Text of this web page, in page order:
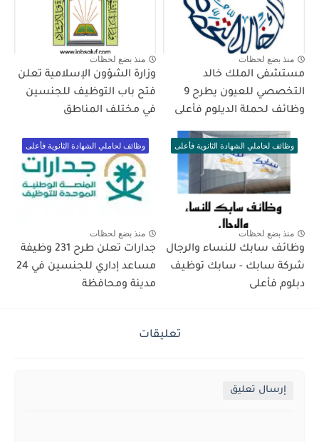
منذ بضع لحظات
مستشفى الملك خالد
التخصصي للعيون يطرح 9
وظائف لحملة الديلوم فأعلى
منذ بضع لحظات
وزارة الشؤون الإسلامية تعلن
فتح باب التوظيف للجنسين
في مختلف المناطق
وظائف لحاملي الشهادة الثانوية فأعلى
منذ بضع لحظات
وظائف سابك للنساء والرجال
شركة سابك - سابك توظيف
دبلوم فأعلى
وظائف لحاملي الشهادة الثانوية فأعلى
منذ بضع لحظات
جدارات تعلن طرح 231 وظيفة
مساعد إداري للجنسين في 24
مدينة ومحافظة
تعليقات
إرسال تعليق